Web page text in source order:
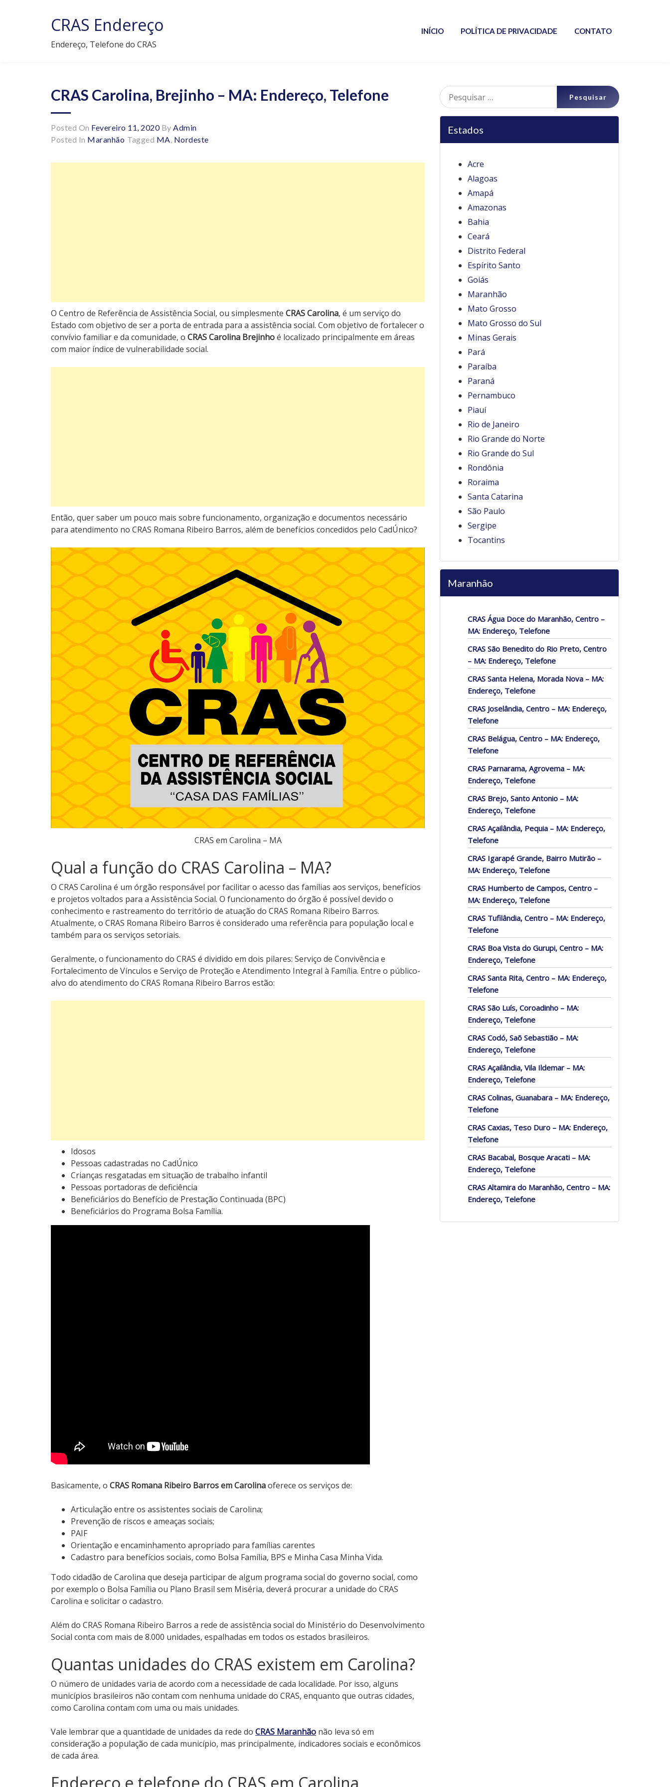
CRAS Endereço
Endereço, Telefone do CRAS
INÍCIO POLÍTICA DE PRIVACIDADE CONTATO
CRAS Carolina, Brejinho – MA: Endereço, Telefone
Posted On Fevereiro 11, 2020By Admin
Posted In Maranhão Tagged MA, Nordeste
O Centro de Referência de Assistência Social, ou simplesmente CRAS Carolina, é um serviço do
Estado com objetivo de ser a porta de entrada para a assistência social. Com objetivo de fortalecer o
convívio familiar e da comunidade, o CRAS Carolina Brejinhoé localizado principalmente em áreas
com maior índice de vulnerabilidade social.
Então, quer saber um pouco mais sobre funcionamento, organização e documentos necessário
para atendimento no CRAS Romana Ribeiro Barros, além de benefícios concedidos pelo CadÚnico?
CRAS em Carolina – MA
Qual a função do CRAS Carolina – MA?
O CRAS Carolina é um órgão responsável por facilitar o acesso das famílias aos serviços, benefícios
e projetos voltados para a Assistência Social. O funcionamento do órgão é possível devido o
conhecimento e rastreamento do território de atuação do CRAS Romana Ribeiro Barros.
Atualmente, o CRAS Romana Ribeiro Barros é considerado uma referência para população local e
também para os serviços setoriais.
Geralmente, o funcionamento do CRAS é dividido em dois pilares: Serviço de Convivência e
Fortalecimento de Vínculos e Serviço de Proteção e Atendimento Integral à Família. Entre o público-
alvo do atendimento do CRAS Romana Ribeiro Barros estão:
Idosos
Pessoas cadastradas no CadÚnico
Crianças resgatadas em situação de trabalho infantil
Pessoas portadoras de deficiência
Beneficiários do Benefício de Prestação Continuada (BPC)
Beneficiários do Programa Bolsa Família.
Basicamente, o CRAS Romana Ribeiro Barros em Carolinaoferece os serviços de:
Articulação entre os assistentes sociais de Carolina;
Prevenção de riscos e ameaças sociais;
PAIF
Orientação e encaminhamento apropriado para famílias carentes
Cadastro para benefícios sociais, como Bolsa Família, BPS e Minha Casa Minha Vida.
Todo cidadão de Carolina que deseja participar de algum programa social do governo social, como
por exemplo o Bolsa Família ou Plano Brasil sem Miséria, deverá procurar a unidade do CRAS
Carolina e solicitar o cadastro.
Além do CRAS Romana Ribeiro Barros a rede de assistência social do Ministério do Desenvolvimento
Social conta com mais de 8.000 unidades, espalhadas em todos os estados brasileiros.
Quantas unidades do CRAS existem em Carolina?
O número de unidades varia de acordo com a necessidade de cada localidade. Por isso, alguns
municípios brasileiros não contam com nenhuma unidade do CRAS, enquanto que outras cidades,
como Carolina contam com uma ou mais unidades.
Vale lembrar que a quantidade de unidades da rede do CRAS Maranhão não leva só em
consideração a população de cada município, mas principalmente, indicadores sociais e econômicos
de cada área.
Pesquisar
por:
Estados
Acre
Alagoas
Amapá
Amazonas
Bahia
Ceará
Distrito Federal
Espírito Santo
Goiás
Maranhão
Mato Grosso
Mato Grosso do Sul
Minas Gerais
Pará
Paraíba
Paraná
Pernambuco
Piauí
Rio de Janeiro
Rio Grande do Norte
Rio Grande do Sul
Rondônia
Roraima
Santa Catarina
São Paulo
Sergipe
Tocantins
Maranhão
CRAS Água Doce do Maranhão, Centro –
MA: Endereço, Telefone
CRAS São Benedito do Rio Preto, Centro
– MA: Endereço, Telefone
CRAS Santa Helena, Morada Nova – MA:
Endereço, Telefone
CRAS Joselândia, Centro – MA: Endereço,
Telefone
CRAS Belágua, Centro – MA: Endereço,
Telefone
CRAS Parnarama, Agrovema – MA:
Endereço, Telefone
CRAS Brejo, Santo Antonio – MA:
Endereço, Telefone
CRAS Açailândia, Pequia – MA: Endereço,
Telefone
CRAS Igarapé Grande, Bairro Mutirão –
MA: Endereço, Telefone
CRAS Humberto de Campos, Centro –
MA: Endereço, Telefone
CRAS Tufilândia, Centro – MA: Endereço,
Telefone
CRAS Boa Vista do Gurupi, Centro – MA:
Endereço, Telefone
CRAS Santa Rita, Centro – MA: Endereço,
Telefone
CRAS São Luís, Coroadinho – MA:
Endereço, Telefone
CRAS Codó, Saõ Sebastião – MA:
Endereço, Telefone
CRAS Açailândia, Vila Ildemar – MA:
Endereço, Telefone
CRAS Colinas, Guanabara – MA: Endereço,
Telefone
CRAS Caxias, Teso Duro – MA: Endereço,
Telefone
CRAS Bacabal, Bosque Aracati – MA:
Endereço, Telefone
CRAS Altamira do Maranhão, Centro – MA:
Endereço, Telefone